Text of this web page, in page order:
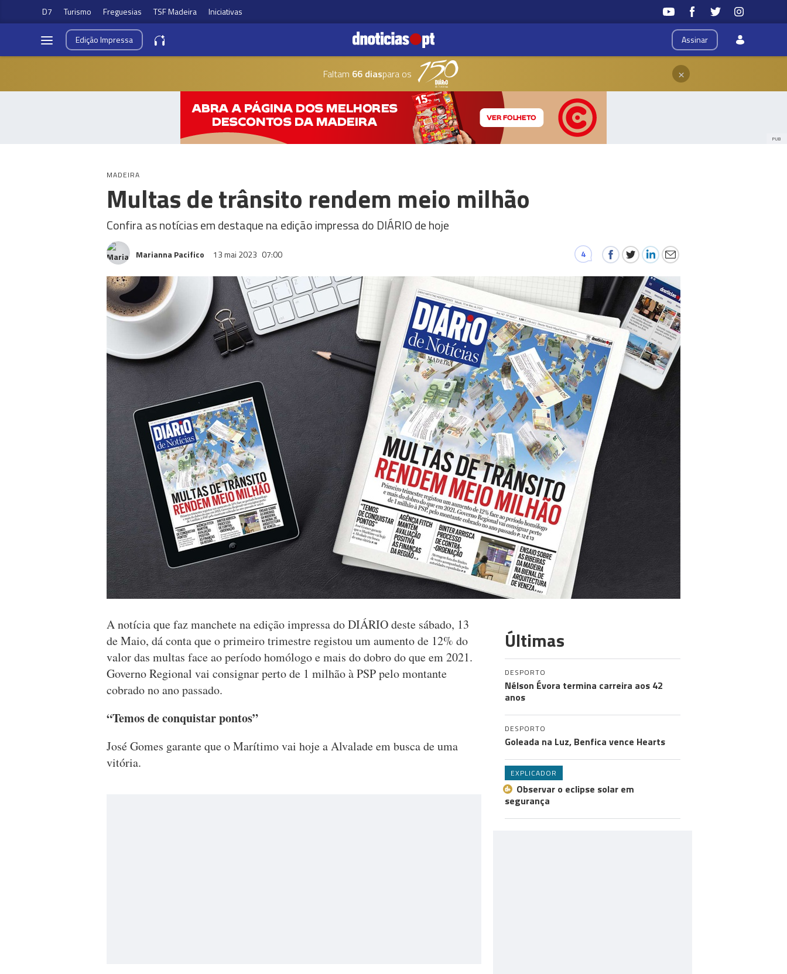
D7 Turismo Freguesias TSF Madeira Iniciativas
Assinar
EdiçãoImpressa
Faltam 66 diaspara os ×
PUB
MADEIRA
Multas de trânsito rendem meio milhão
Confira as notícias em destaque na edição impressa do DIÁRIO de hoje
Marianna Pacifico 13 mai 2023 07:00 4
A notícia que faz manchete na edição impressa do DIÁRIO deste sábado, 13
de Maio, dá conta que o primeiro trimestre registou um aumento de 12% do
valor das multas face ao período homólogo e mais do dobro do que em 2021.
Governo Regional vai consignar perto de 1 milhão à PSP pelo montante
cobrado no ano passado.
“Temos de conquistar pontos”
José Gomes garante que o Marítimo vai hoje a Alvalade em busca de uma
vitória.
Últimas
DESPORTO
Nélson Évora termina carreira aos 42
anos
DESPORTO
Goleada na Luz, Benfica vence Hearts
EXPLICADOR
Observar o eclipse solar em
segurança